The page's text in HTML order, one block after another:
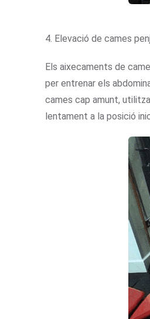
4. Elevació de cames
Els aixecaments de
per entrenar els
cames cap amunt,
lentament a la posició